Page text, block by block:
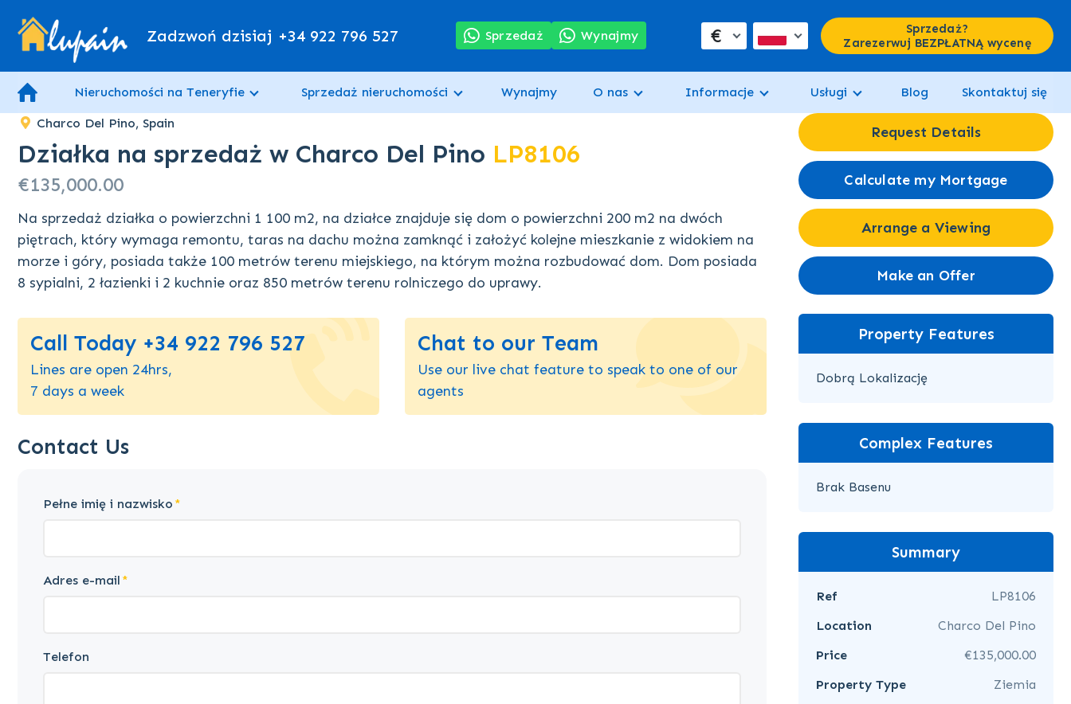
Zadzwoń dzisiaj +34 922 796 527 Sprzedaż Wynajmy €
Sprzedaż?
Zarezerwuj BEZPŁATNĄ wycenę
Nieruchomości na Teneryfie Sprzedaż nieruchomości Wynajmy O nas Informacje Usługi Blog Skontaktuj się
Charco Del Pino, Spain
Działka na sprzedaż w Charco Del Pino LP8106
€135,000.00
Na sprzedaż działka o powierzchni 1 100 m2, na działce znajduje się dom o powierzchni 200 m2 na dwóch
piętrach, który wymaga remontu, taras na dachu można zamknąć i założyć kolejne mieszkanie z widokiem na
morze i góry, posiada także 100 metrów terenu miejskiego, na którym można rozbudować dom. Dom posiada
8 sypialni, 2 łazienki i 2 kuchnie oraz 850 metrów terenu rolniczego do uprawy.
Call Today +34 922 796 527
Lines are open 24hrs,
7 days a week
Chat to our Team
Use our live chat feature to speak to one of our
agents
Contact Us
Pełne imię i nazwisko
Adres e-mail
Telefon
Request Details
Calculate my Mortgage
Arrange a Viewing
Make an Offer
Property Features
Dobrą Lokalizację
Complex Features
Brak Basenu
Summary
Ref
LP8106
Location
Charco Del Pino
Price
€135,000.00
Property Type
Ziemia